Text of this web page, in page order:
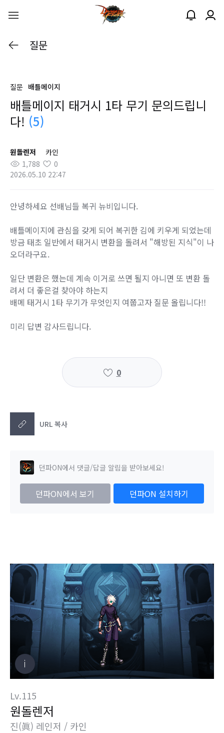
질문
질문 배틀메이지
배틀메이지 태거시 1타 무기 문의드립니
다! (5)
원돌렌저
카인
1,788
0
2026.05.10 22:47
안녕하세요 선배님들 복귀 뉴비입니다.
배틀메이지에 관심을 갖게 되어 복귀한 김에 키우게 되었는데
방금 태초 일반에서 태거시 변환을 돌려서 "해방된 지식"이 나
오더라구요.
일단 변환은 했는데 계속 이거로 쓰면 될지 아니면 또 변환 돌
려서 더 좋은걸 찾아야 하는지
배메 태거시 1타 무기가 무엇인지 여쭙고자 질문 올립니다!!
미리 답변 감사드립니다.
0
URL 복사
던파ON에서 댓글/답글 알림을 받아보세요!
던파ON에서 보기 던파ON 설치하기
Lv.115
원돌렌저
진(眞) 레인저 / 카인